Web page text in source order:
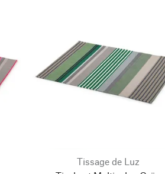
Tissage de Luz